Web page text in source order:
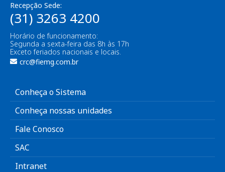
Recepção Sede:
(31) 3263 4200
Horário de funcionamento:
Segunda a sexta-feira das 8h às 17h
Exceto feriados nacionais e locais.
crc@fiemg.com.br
Conheça o Sistema
Conheça nossas unidades
Fale Conosco
SAC
Intranet